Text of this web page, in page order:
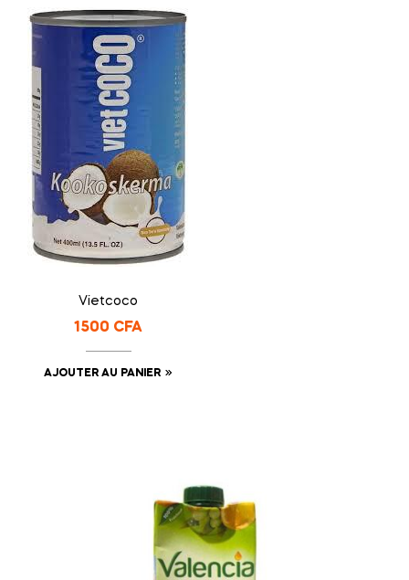
Vietcoco
1500 CFA
AJOUTER AU PANIER